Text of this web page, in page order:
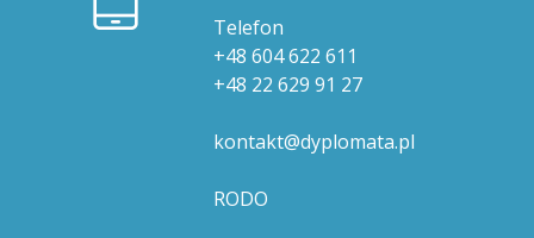
Telefon
+48 604 622 611
+48 22 629 91 27
kontakt@dyplomata.pl
RODO